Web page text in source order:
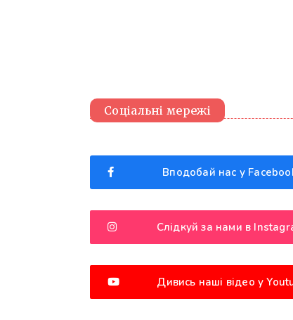
Соціальні мережі
Вподобай нас у
Слідкуй за нами в
Дивись наші відео у